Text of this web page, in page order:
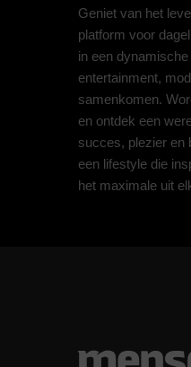
Geniet van het
platform voor
in een
entertainment,
samenkomen.
en ontdek een
succes, plezier en
een lifestyle die
het maximale uit